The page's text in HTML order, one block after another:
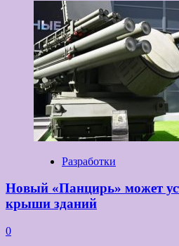
о
Морское
представление:
какие
новинки
для
ВМФ
показаны
на
«Армии
-2024»
Разработки
Новый «Панцирь» может
крыши зданий
0